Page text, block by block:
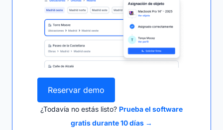
Reservar demo
¿Todavía no estás listo? Prueba el software
gratis durante 10 días →